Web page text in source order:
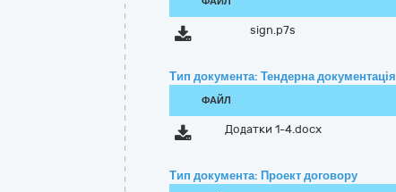
sign.p7s
Тип документа: Тендерна документація
ФАЙЛ
Додатки 1-4.docx
Тип документа: Проект договору